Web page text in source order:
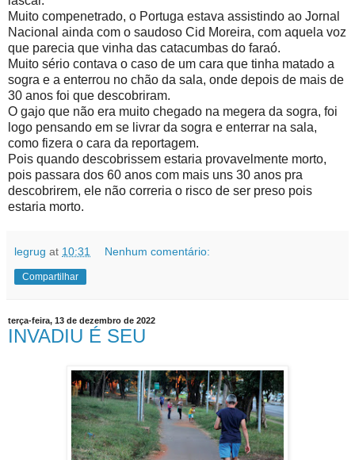
Muito compenetrado, o Portuga estava assistindo ao Jornal
Nacional ainda com o saudoso Cid Moreira, com aquela voz
que parecia que vinha das catacumbas do faraó.
Muito sério contava o caso de um cara que tinha matado a
sogra e a enterrou no chão da sala, onde depois de mais de
30 anos foi que descobriram.
O gajo que não era muito chegado na megera da sogra, foi
logo pensando em se livrar da sogra e enterrar na sala,
como fizera o cara da reportagem.
Pois quando descobrissem estaria provavelmente morto,
pois passara dos 60 anos com mais uns 30 anos pra
descobrirem, ele não correria o risco de ser preso pois
estaria morto.
legrug at 10:31 Nenhum comentário:
Compartilhar
terça-feira, 13 de dezembro de 2022
INVADIU É SEU